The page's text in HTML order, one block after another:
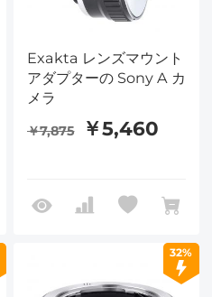
Exakta レンズマウント
アダプターの Sony A カ
メラ
￥7,875 ￥5,460
32%